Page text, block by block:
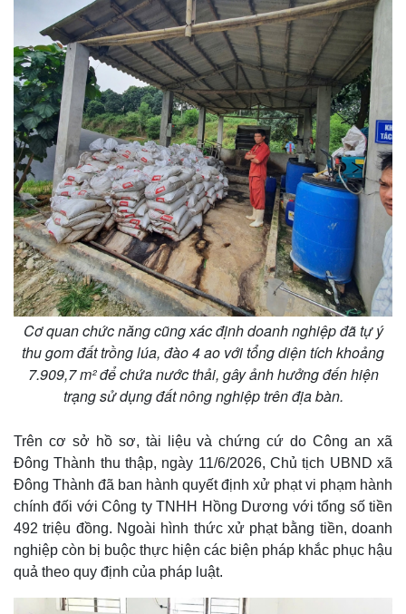
Kinh tế
Bất động sản
Khởi nghiệp
Thị trường
Giá vàng
Tiêu dùng
Tỷ giá
Chứng khoán
Giá cà phê
Cơ quan chức năng cũng xác định doanh nghiệp đã tự ý
thu gom đất trồng lúa, đào 4 ao với tổng diện tích khoảng
7.909,7 m² để chứa nước thải, gây ảnh hưởng đến hiện
trạng sử dụng đất nông nghiệp trên địa bàn.
Trên cơ sở hồ sơ, tài liệu và chứng cứ do Công an xã
Đông Thành thu thập, ngày 11/6/2026, Chủ tịch UBND xã
Đông Thành đã ban hành quyết định xử phạt vi phạm hành
chính đối với Công ty TNHH Hồng Dương với tổng số tiền
492 triệu đồng. Ngoài hình thức xử phạt bằng tiền, doanh
nghiệp còn bị buộc thực hiện các biện pháp khắc phục hậu
quả theo quy định của pháp luật.